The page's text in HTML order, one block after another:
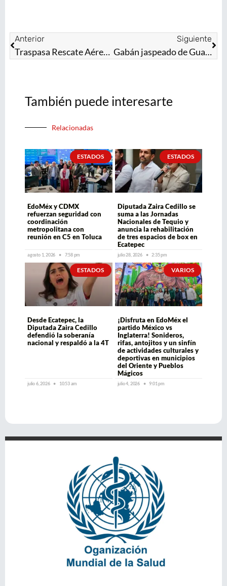
Anterior
Traspasa Rescate Aéreo “Relámpagos” las fronteras mexiquenses para ayudar a la población en riesgo
Siguiente
Gabán jaspeado de Gualupita da identidad al EdoMéx
También puede interesarte
Relacionadas
ESTADOS
EdoMéx y CDMX
refuerzan seguridad con
coordinación
metropolitana con
reunión en C5 en Toluca
agosto 1, 2026 7:58 pm
ESTADOS
Diputada Zaira Cedillo se
suma a las Jornadas
Nacionales de Tequio y
anuncia la rehabilitación
de tres espacios de box en
Ecatepec
julio 28, 2026 2:35 pm
ESTADOS
Desde Ecatepec, la
Diputada Zaira Cedillo
defendió la soberanía
nacional y respaldó a la 4T
julio 6, 2026 10:53 am
VARIOS
¡Disfruta en EdoMéx el
partido México vs
Inglaterra! Sonideros,
rifas, antojitos y un sinfín
de actividades culturales y
deportivas en municipios
del Oriente y Pueblos
Mágicos
julio 4, 2026 9:01 pm